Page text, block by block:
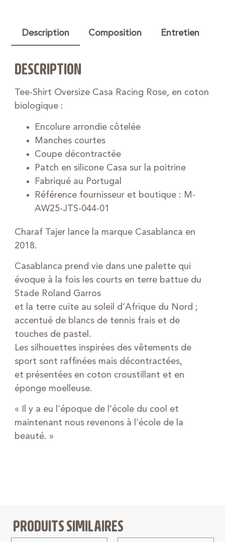
Description Composition Entretien
DESCRIPTION
Tee-Shirt Oversize Casa Racing Rose, en coton
biologique :
Encolure arrondie côtelée
Manches courtes
Coupe décontractée
Patch en silicone Casa sur la poitrine
Fabriqué au Portugal
Référence fournisseur et boutique : M-
AW25-JTS-044-01
Charaf Tajer lance la marque Casablanca en
2018.
Casablanca prend vie dans une palette qui
évoque à la fois les courts en terre battue du
Stade Roland Garros
et la terre cuite au soleil d’Afrique du Nord ;
accentué de blancs de tennis frais et de
touches de pastel.
Les silhouettes inspirées des vêtements de
sport sont raffinées mais décontractées,
et présentées en coton croustillant et en
éponge moelleuse.
« Il y a eu l’époque de l’école du cool et
maintenant nous revenons à l’école de la
beauté. »
PRODUITS SIMILAIRES